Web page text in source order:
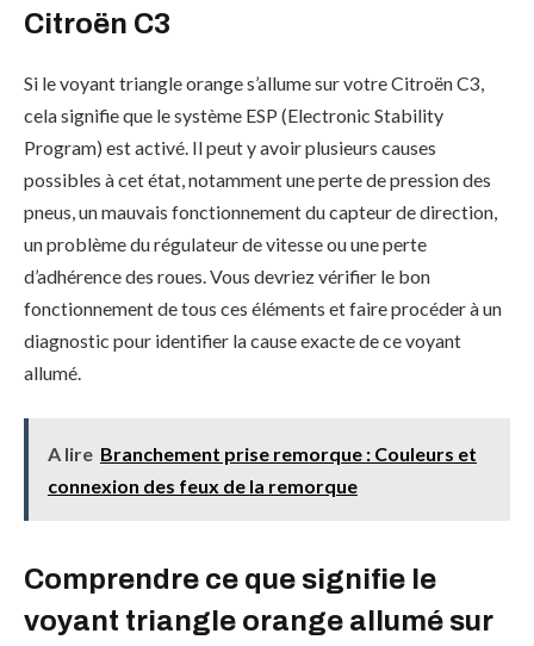
Citroën C3
Si le voyant triangle orange s’allume sur votre Citroën C3,
cela signifie que le système ESP (Electronic Stability
Program) est activé. Il peut y avoir plusieurs causes
possibles à cet état, notamment une perte de pression des
pneus, un mauvais fonctionnement du capteur de direction,
un problème du régulateur de vitesse ou une perte
d’adhérence des roues. Vous devriez vérifier le bon
fonctionnement de tous ces éléments et faire procéder à un
diagnostic pour identifier la cause exacte de ce voyant
allumé.
A lire Branchement prise remorque : Couleurs et
connexion des feux de la remorque
Comprendre ce que signifie le
voyant triangle orange allumé sur